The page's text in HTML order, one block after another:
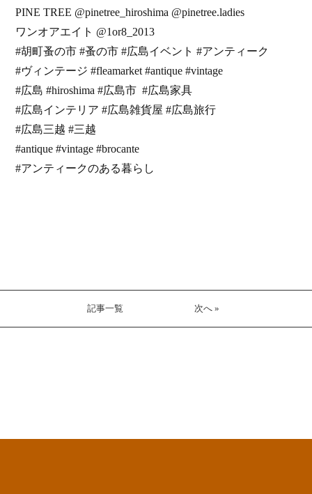
PINE TREE @pinetree_hiroshima @pinetree.ladies
ワンオアエイト @1or8_2013
#胡町蚤の市 #蚤の市 #広島イベント #アンティーク
#ヴィンテージ #fleamarket #antique #vintage
#広島 #hiroshima #広島市 #広島家具
#広島インテリア #広島雑貨屋 #広島旅行
#広島三越 #三越
#antique #vintage #brocante
#アンティークのある暮らし
記事一覧 次へ »